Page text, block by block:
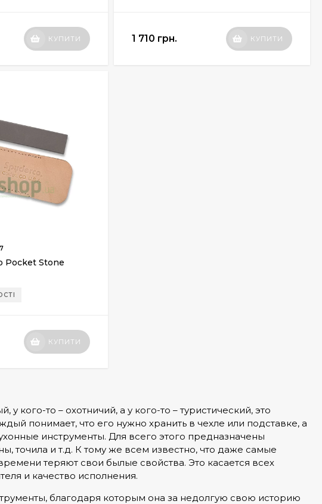
КУПИТИ 1 710 грн. КУПИТИ
Pocket Stone
КУПИТИ
кого-то – охотничий, а у кого-то – туристический, это
понимает, что его нужно хранить в чехле или подставке, а
инструменты. Для всего этого предназначены
точила и т.д. К тому же всем известно, что даже самые
теряют свои былые свойства. Это касается всех
и качество исполнения.
благодаря которым она за недолгую свою историю